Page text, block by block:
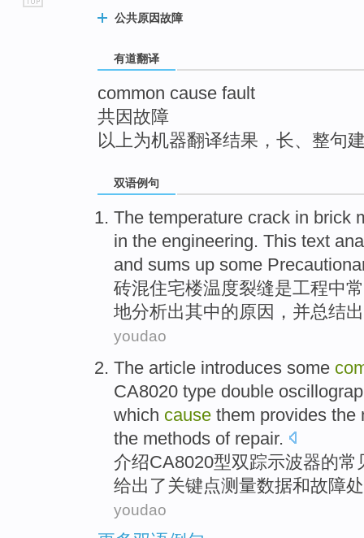
公共原因故障
有道翻译
common cause fault
共因故障
以上为机器翻译结果，长、整句
双语例句
The temperature crack in brick
in the engineering. This text
and sums up some
砖混住宅楼温度裂缝是工程中
地分析出其中的 原因 ，并总结出
youdao
The article introduces some
CA8020 type double
which cause them provides the
the methods of repair.
介绍CA8020型双踪示波器的常
给出了 关键点测量数据和故障
youdao